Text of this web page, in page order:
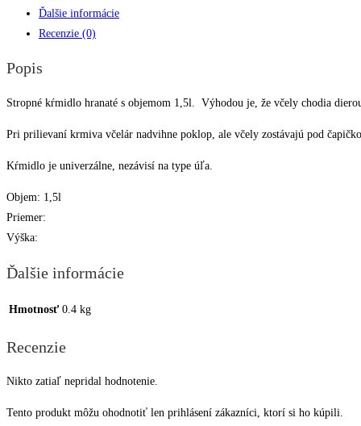
Ďalšie informácie
Recenzie (0)
Popis
Stropné kŕmidlo hranaté s objemom 1,5l. Výhodou je, že včely chodia
Pri prilievaní krmiva včelár nadvihne poklop, ale včely zostávajú pod
Kŕmidlo je univerzálne, nezávisí na type úľa.
Objem: 1,5l
Priemer:
Výška:
Ďalšie informácie
Hmotnosť 0.4 kg
Recenzie
Nikto zatiaľ nepridal hodnotenie.
Tento produkt môžu ohodnotiť len prihlásení zákazníci, ktorí si ho kúpili.